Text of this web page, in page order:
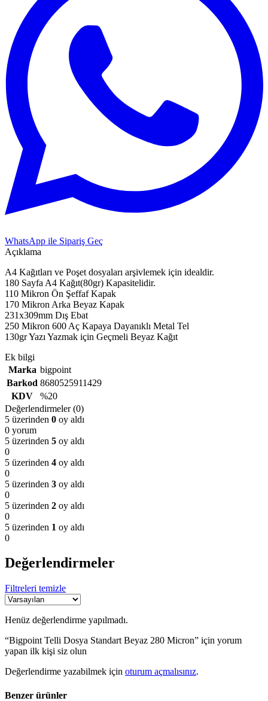
WhatsApp ile Sipariş Geç
Açıklama
A4 Kağıtları ve Poşet dosyaları arşivlemek için idealdir.
180 Sayfa A4 Kağıt(80gr) Kapasitelidir.
110 Mikron Ön Şeffaf Kapak
170 Mikron Arka Beyaz Kapak
231x309mm Dış Ebat
250 Mikron 600 Aç Kapaya Dayanıklı Metal Tel
130gr Yazı Yazmak için Geçmeli Beyaz Kağıt
Ek bilgi
Marka bigpoint
Barkod 8680525911429
KDV
%20
Değerlendirmeler (0)
5 üzerinden 0 oy aldı
0 yorum
5 üzerinden 5 oy aldı
0
5 üzerinden 4 oy aldı
0
5 üzerinden 3 oy aldı
0
5 üzerinden 2 oy aldı
0
5 üzerinden 1 oy aldı
0
Değerlendirmeler
Filtreleri temizle
Henüz değerlendirme yapılmadı.
“Bigpoint Telli Dosya Standart Beyaz 280 Micron” için yorum
yapan ilk kişi siz olun
Değerlendirme yazabilmek için oturum açmalısınız.
Benzer ürünler